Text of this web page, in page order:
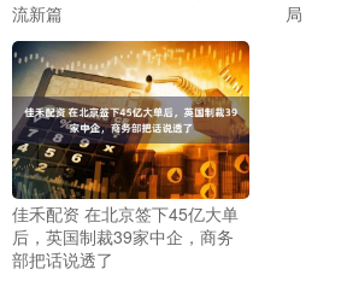
流新篇
局
佳禾配资 在北京签下45亿大单
后，英国制裁39家中企，商务
部把话说透了